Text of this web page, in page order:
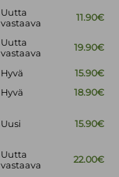
Uutta
vastaava
11.90€
Uutta
vastaava
19.90€
Hyvä
15.90€
Hyvä
18.90€
Uusi 15.90€
Uutta
vastaava
22.00€